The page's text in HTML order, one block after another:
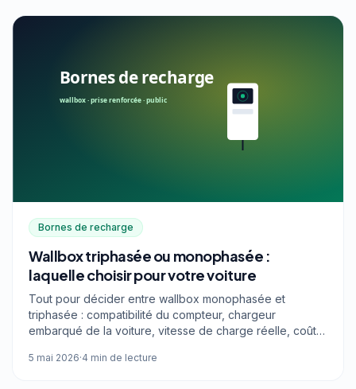
Bornes de recharge
Wallbox triphasée ou monophasée :
laquelle choisir pour votre voiture
Tout pour décider entre wallbox monophasée et
triphasée : compatibilité du compteur, chargeur
embarqué de la voiture, vitesse de charge réelle, coûts
5 mai 2026·4 min de lecture